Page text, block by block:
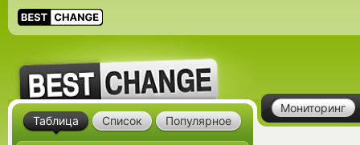
Мониторинг
Таблица Список Популярное